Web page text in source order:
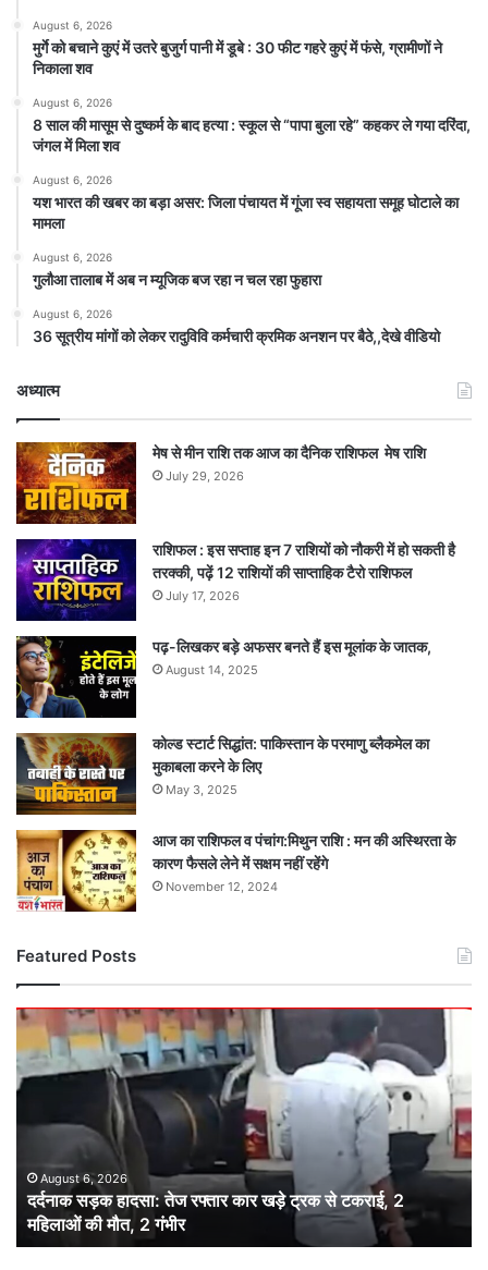
August 6, 2026
मुर्गे को बचाने कुएं में उतरे बुजुर्ग पानी में डूबे : 30 फीट गहरे कुएं में फंसे, ग्रामीणों ने
निकाला शव
August 6, 2026
8 साल की मासूम से दुष्कर्म के बाद हत्या : स्कूल से “पापा बुला रहे” कहकर ले गया दरिंदा,
जंगल में मिला शव
August 6, 2026
यश भारत की खबर का बड़ा असर: जिला पंचायत में गूंजा स्व सहायता समूह घोटाले का
मामला
August 6, 2026
गुलौआ तालाब में अब न म्यूजिक बज रहा न चल रहा फुहारा
August 6, 2026
36 सूत्रीय मांगों को लेकर रादुविवि कर्मचारी क्रमिक अनशन पर बैठे,,देखे वीडियो
अध्यात्म
मेष से मीन राशि तक आज का दैनिक राशिफल मेष राशि
July 29, 2026
राशिफल : इस सप्ताह इन 7 राशियों को नौकरी में हो सकती है
तरक्की, पढ़ें 12 राशियों की साप्ताहिक टैरो राशिफल
July 17, 2026
पढ़-लिखकर बड़े अफसर बनते हैं इस मूलांक के जातक,
August 14, 2025
कोल्ड स्टार्ट सिद्धांत: पाकिस्तान के परमाणु ब्लैकमेल का
मुकाबला करने के लिए
May 3, 2025
आज का राशिफल व पंचांग:मिथुन राशि : मन की अस्थिरता के
कारण फैसले लेने में सक्षम नहीं रहेंगे
November 12, 2024
Featured Posts
दर्दनाक
हादसा:
तेज
कार
ट्रक
टकराई,
2
August 6, 2026
दर्दनाक सड़क हादसा: तेज रफ्तार कार खड़े ट्रक से टकराई, 2
महिलाओं की मौत, 2 गंभीर